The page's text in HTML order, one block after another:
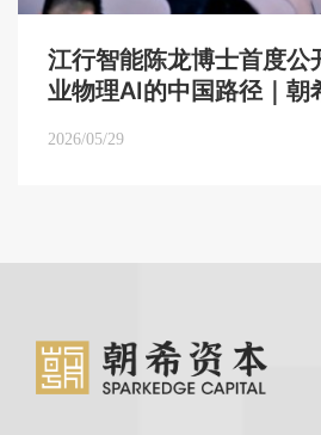
江行智能陈龙博士首度公
业物理AI的中国路径｜朝
2026/05/29